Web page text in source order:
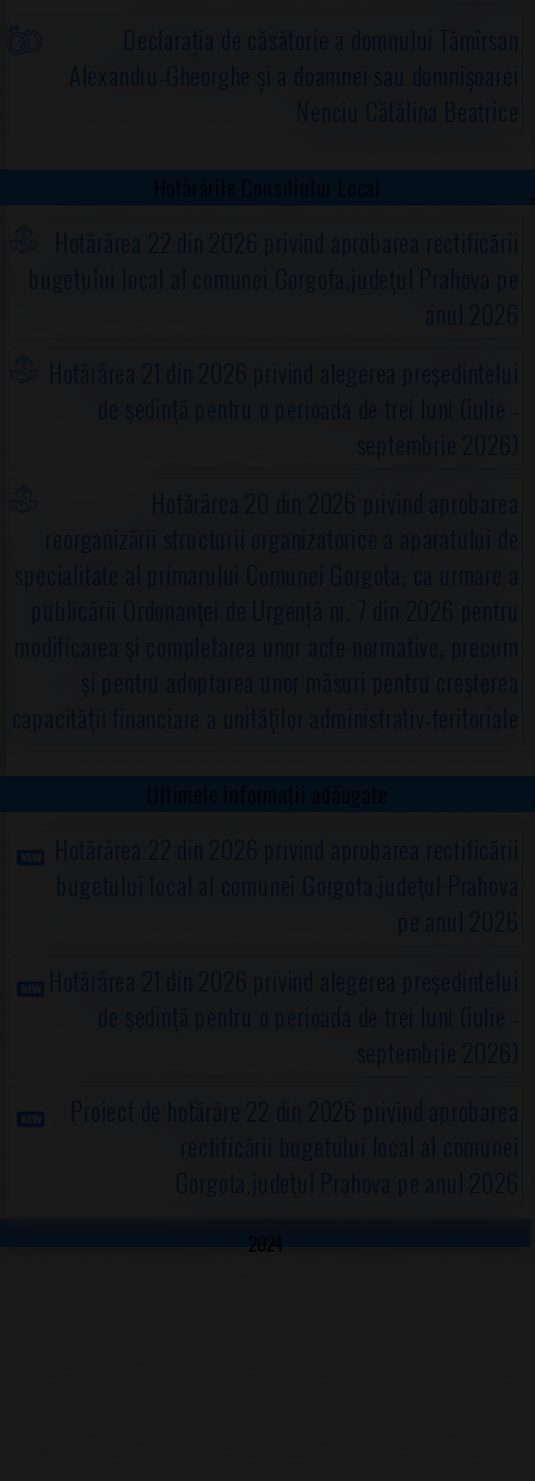
Declarația de căsătorie a domnului Tămîrsan
Alexandru-Gheorghe și a doamnei sau domnișoarei
Nenciu Cătălina Beatrice
Hotărârile Consiliului Local
Hotărârea 22 din 2026 privind aprobarea rectificării
bugetului local al comunei Gorgota,judeţul Prahova pe
anul 2026
Hotărârea 21 din 2026 privind alegerea preşedintelui
de şedinţă pentru o perioada de trei luni (iulie -
septembrie 2026)
Hotărârea 20 din 2026 privind aprobarea
reorganizării structurii organizatorice a aparatului de
specialitate al primarului Comunei Gorgota, ca urmare a
publicării Ordonanţei de Urgență nr. 7 din 2026 pentru
modificarea şi completarea unor acte normative, precum
şi pentru adoptarea unor măsuri pentru creşterea
capacităţii financiare a unităţilor administrativ-teritoriale
Ultimele informații adăugate
Hotărârea 22 din 2026 privind aprobarea rectificării
bugetului local al comunei Gorgota,judeţul Prahova
pe anul 2026
Hotărârea 21 din 2026 privind alegerea preşedintelui
de şedinţă pentru o perioada de trei luni (iulie -
septembrie 2026)
Proiect de hotărâre 22 din 2026 privind aprobarea
rectificării bugetului local al comunei
Gorgota,judeţul Prahova pe anul 2026
2024